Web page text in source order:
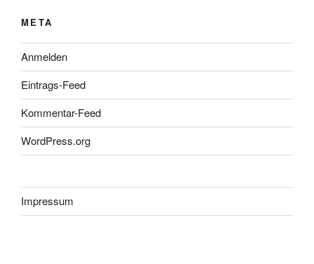
META
Anmelden
Eintrags-Feed
Kommentar-Feed
WordPress.org
Impressum